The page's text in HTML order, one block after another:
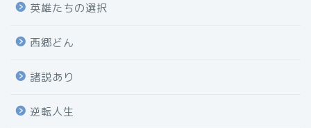
英雄たちの選択
西郷どん
諸説あり
逆転人生